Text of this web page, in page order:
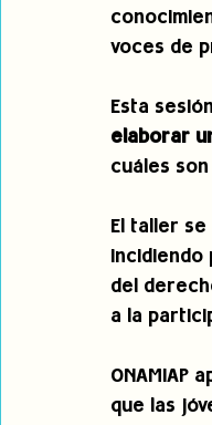
voces de
Esta
elaborar
cuáles
El taller
del
a la
ONAMIAP
que las